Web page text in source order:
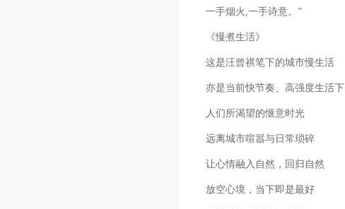
一手烟火,一手诗意。”
《慢煮生活》
这是汪曾祺笔下的城市慢生活
亦是当前快节奏、高强度生活下
人们所渴望的惬意时光
远离城市喧嚣与日常琐碎
让心情融入自然，回归自然
放空心境，当下即是最好